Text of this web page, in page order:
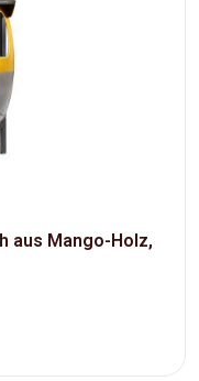
aus Mango-Holz,